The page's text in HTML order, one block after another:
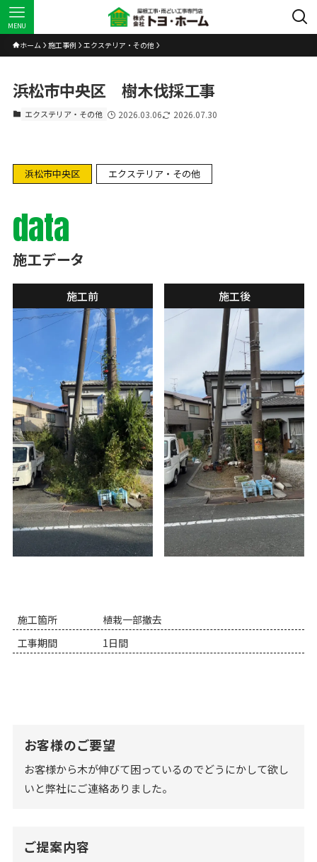
MENU
ホーム 施工事例 エクステリア・その他
浜松市中央区 樹木伐採工事
エクステリア・その他 2026.03.06 2026.07.30
浜松市中央区 エクステリア・その他
data
施工データ
施工前 施工後
施工箇所
植栽一部撤去
工事期間
1日間
お客様のご要望
お客様から木が伸びて困っているのでどうにかして欲し
いと弊社にご連絡ありました。
ご提案内容